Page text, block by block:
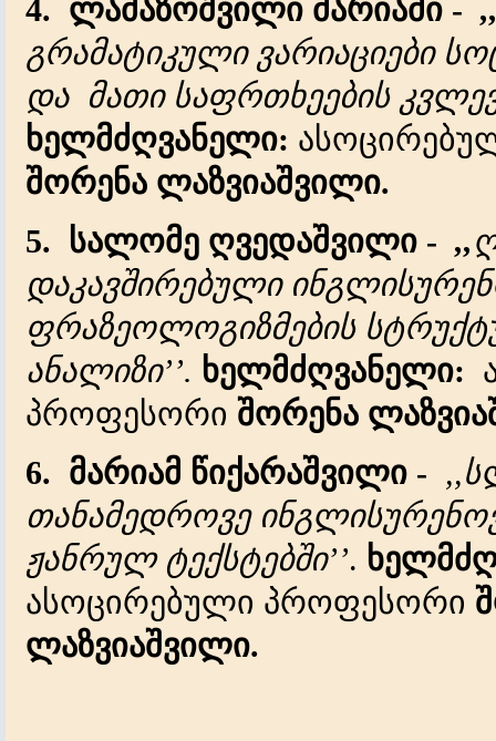
4. ლამაზოშვილი მარიამი -
გრამატიკული ვარიაციები
და მათი საფრთხეების
ხელმძღვანელი:
შორენა ლაზვიაშვილი.
5. სალომე ღვედაშვილი - ,,
დაკავშირებული
ფრაზეოლოგიზმების
ანალიზი’’. ხელმძღვანელი:
პროფესორი შორენა
6. მარიამ წიქარაშვილი -
თანამედროვე
ჟანრულ ტექსტებში’’.
ასოცირებული პროფესორი
ლაზვიაშვილი.